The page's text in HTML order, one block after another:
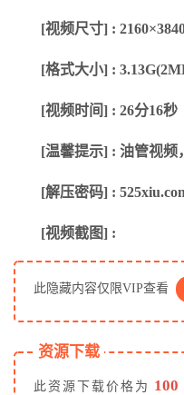
[视频尺寸] : 2160×
[格式大小] :
[视频时间] : 26分16秒
[温馨提示] : 油管视频
[解压密码] :
[视频截图] :
此隐藏内容仅限VIP查看
资源下载
此资源下载价格为 100